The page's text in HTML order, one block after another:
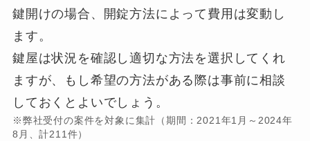
鍵開けの場合、開錠方法によって費用は変動し
ます。
鍵屋は状況を確認し適切な方法を選択してくれ
ますが、もし希望の方法がある際は事前に相談
しておくとよいでしょう。
※弊社受付の案件を対象に集計（期間：2021年1月～2024年
8月、計211件）